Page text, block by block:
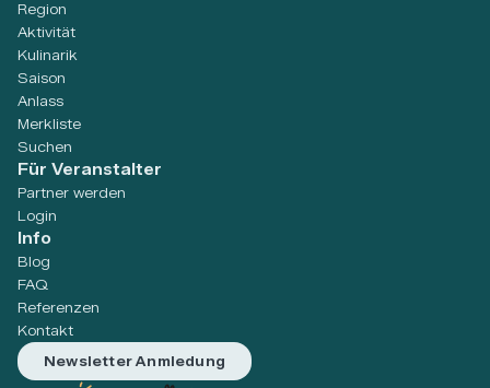
Region
Aktivität
Kulinarik
Saison
Anlass
Merkliste
Suchen
Für Veranstalter
Partner werden
Login
Info
Blog
FAQ
Referenzen
Kontakt
Newsletter Anmledung